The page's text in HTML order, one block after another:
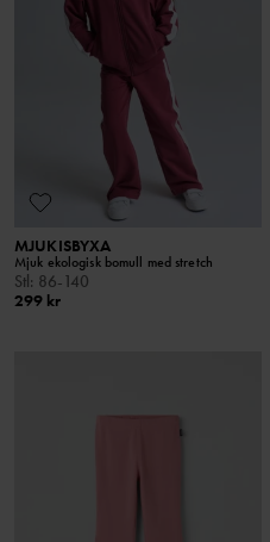
MJUKISBYXA
Mjuk ekologisk bomull med stretch
Stl: 86-140
299 kr